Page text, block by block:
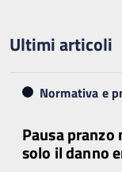
Ultimi articoli
Normativa e
Pausa
solo il danno